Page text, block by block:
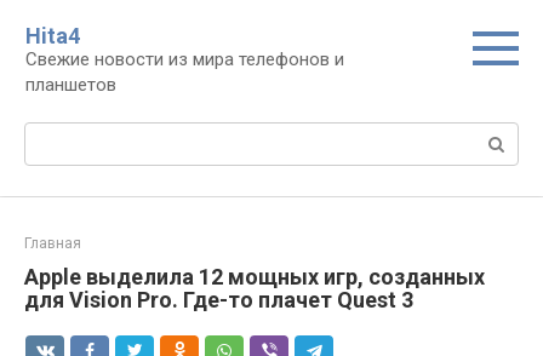
контенту
Нita4
Свежие новости из мира телефонов и
планшетов
Поиск:
Главная
Apple выделила 12 мощных игр, созданных
для Vision Pro. Где-то плачет Quest 3